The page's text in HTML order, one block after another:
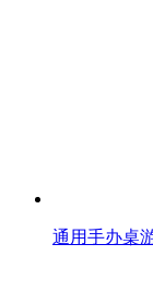
通用手办桌